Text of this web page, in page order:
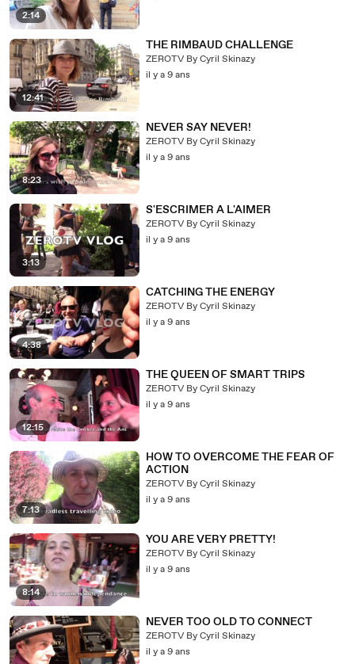
2:14
12:41
THE RIMBAUD CHALLENGE
ZEROTV By Cyril Skinazy
il y a 9 ans
8:23
NEVER SAY NEVER!
ZEROTV By Cyril Skinazy
il y a 9 ans
3:13
S'ESCRIMER A L'AIMER
ZEROTV By Cyril Skinazy
il y a 9 ans
4:38
CATCHING THE ENERGY
ZEROTV By Cyril Skinazy
il y a 9 ans
12:15
THE QUEEN OF SMART TRIPS
ZEROTV By Cyril Skinazy
il y a 9 ans
7:13
HOW TO OVERCOME THE FEAR OF
ACTION
ZEROTV By Cyril Skinazy
il y a 9 ans
8:14
YOU ARE VERY PRETTY!
ZEROTV By Cyril Skinazy
il y a 9 ans
NEVER TOO OLD TO CONNECT
ZEROTV By Cyril Skinazy
il y a 9 ans